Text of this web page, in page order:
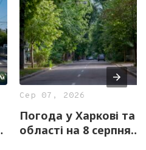
Сер 07, 2026
Погода у Харкові та
області на 8 серпня